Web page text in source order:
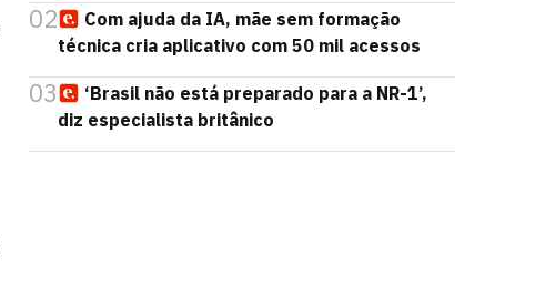
02
Com ajuda da IA, mãe sem formação
técnica cria aplicativo com 50 mil acessos
03
‘Brasil não está preparado para a NR-1’,
diz especialista britânico